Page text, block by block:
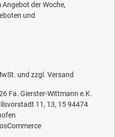
der Woche,
und
und zzgl. Versand
Fa. Gierster-Wittmann e.K.
11, 13, 15 94474
osCommerce